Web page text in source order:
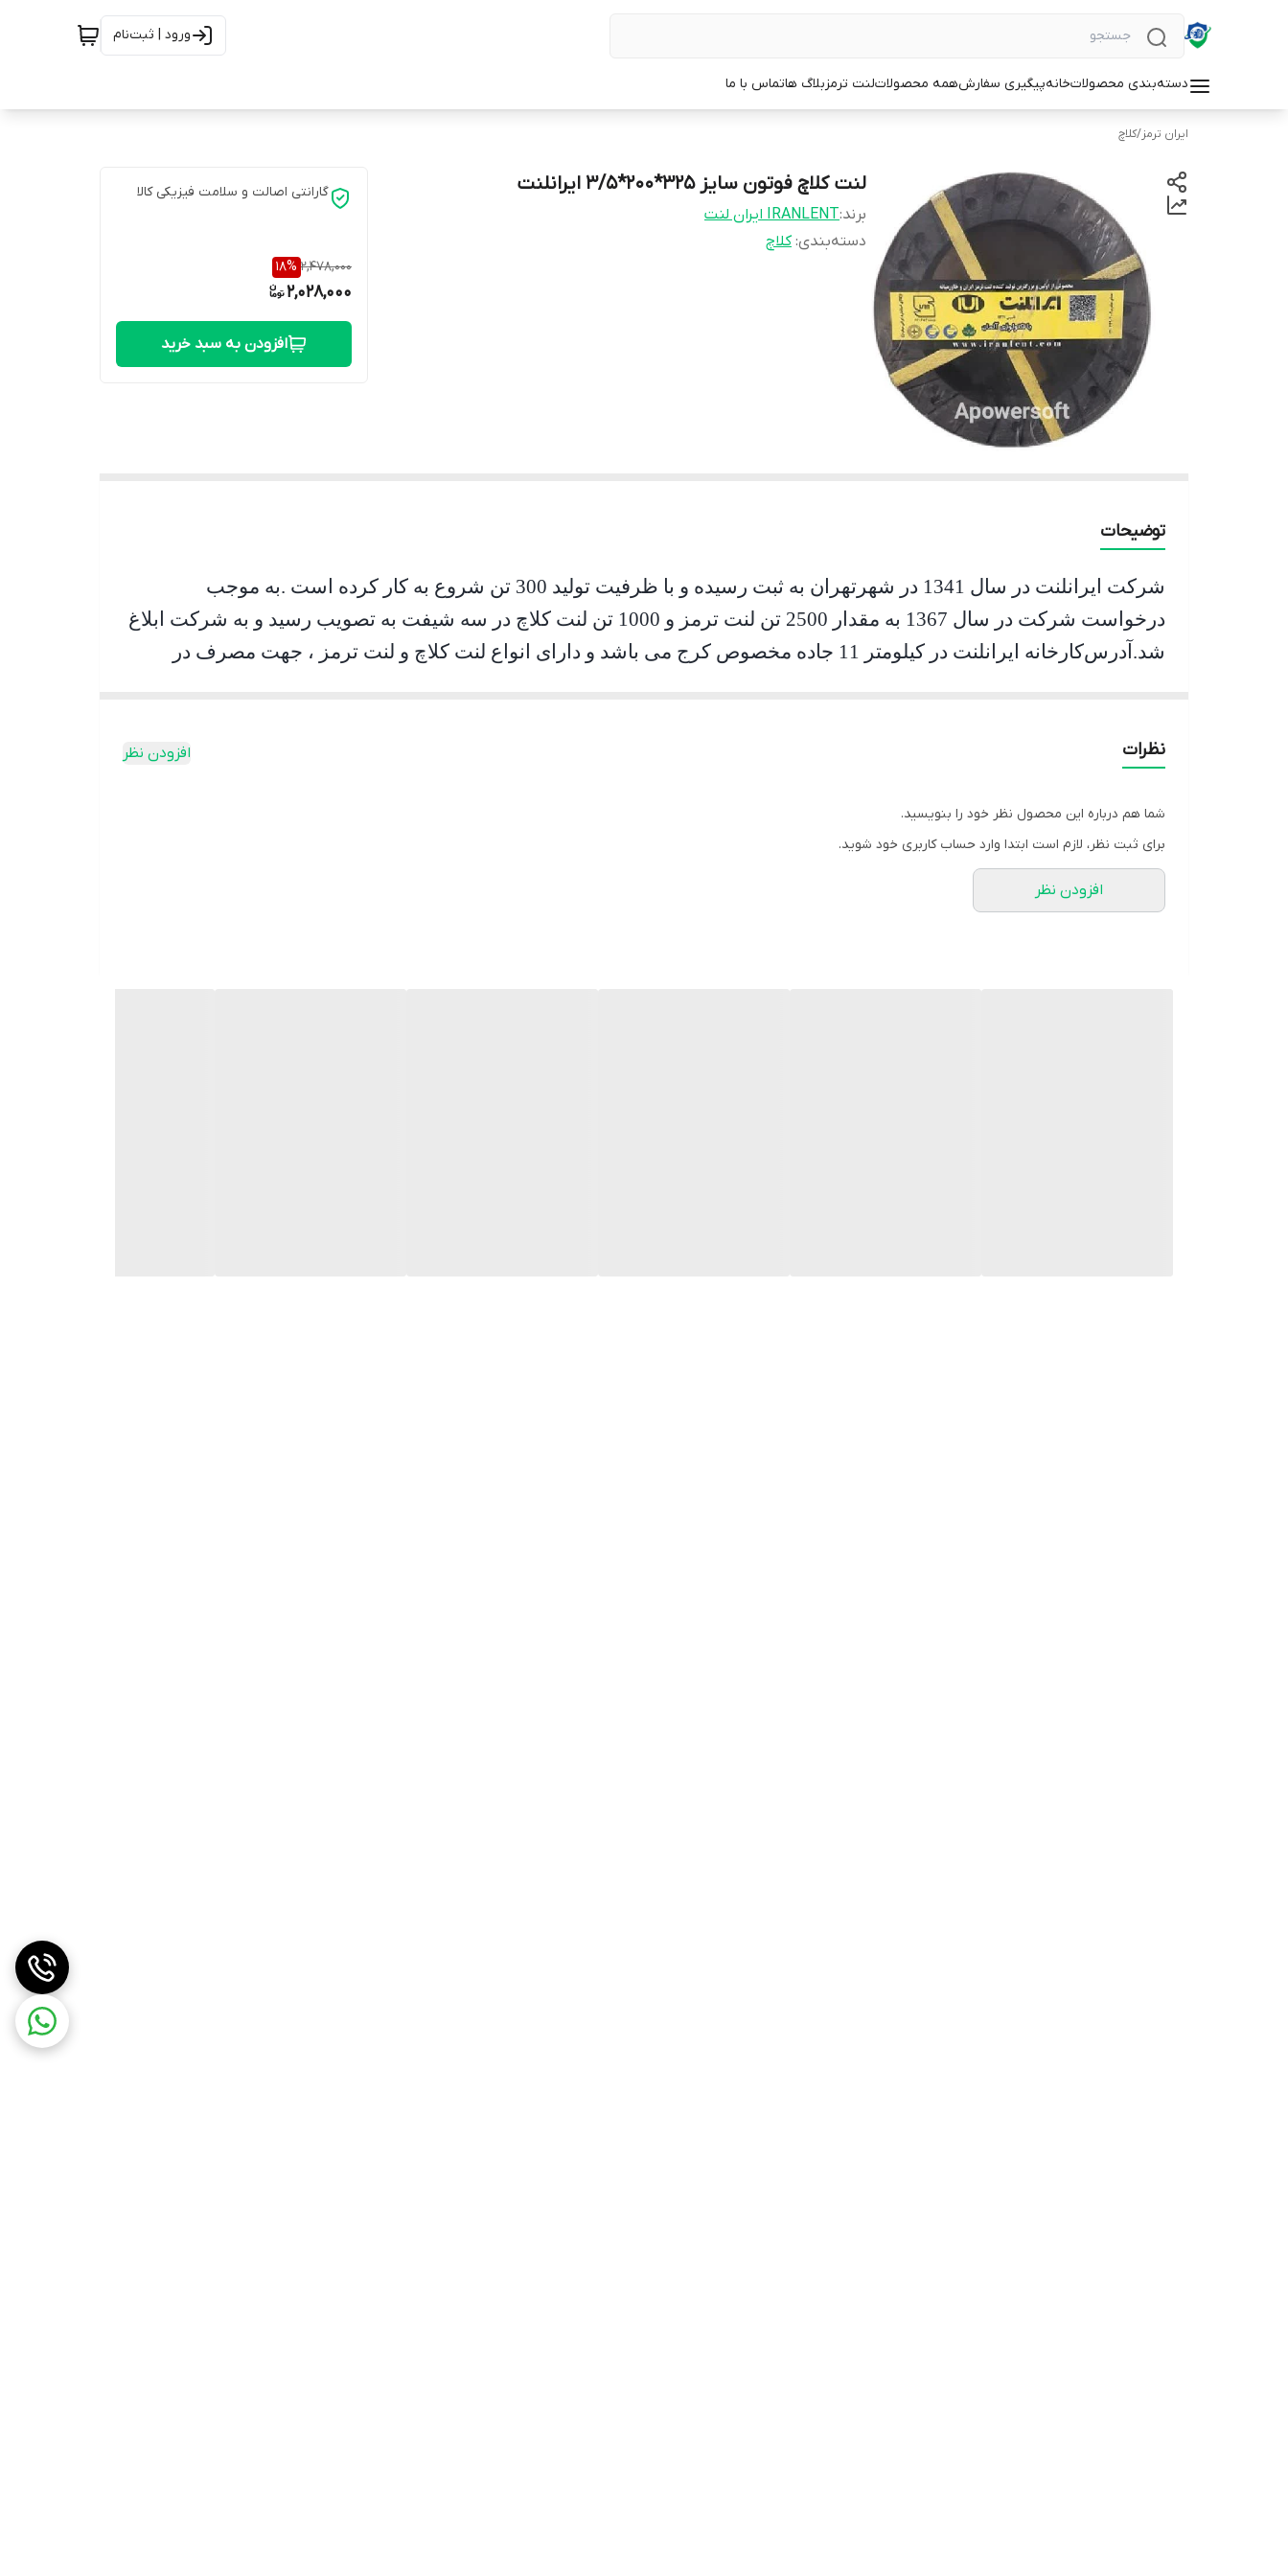
ورود | ثبت‌نام
دسته‌بندی محصولاتخانهپیگیری سفارشهمه محصولاتلنت ترمزبلاگ هاتماس با ما
ایران ترمز/کلاچ
لنت کلاچ فوتون سایز 325*200*3/5 ایرانلنت
برند:IRANLENT ایران لنت
دسته‌بندی:کلاچ
گارانتی اصالت و سلامت فیزیکی کالا
2,478,000
18%
2,028,000
افزودن به سبد خرید
توضیحات
شرکت ایرانلنت در سال 1341 در شهرتهران به ثبت رسیده و با ظرفیت تولید 300 تن شروع به کار کرده است .به موجب
درخواست شرکت در سال 1367 به مقدار 2500 تن لنت ترمز و 1000 تن لنت کلاچ در سه شیفت به تصویب رسید و به شرکت ابلاغ
شد. آدرس
کارخانه ایرانلنت در کیلومتر 11 جاده مخصوص کرج می باشد و دارای انواع لنت کلاچ و لنت ترمز ، جهت مصرف در
نظرات افزودن نظر
شما هم درباره این محصول نظر خود را بنویسید.
برای ثبت نظر، لازم است ابتدا وارد حساب کاربری خود شوید.
افزودن نظر